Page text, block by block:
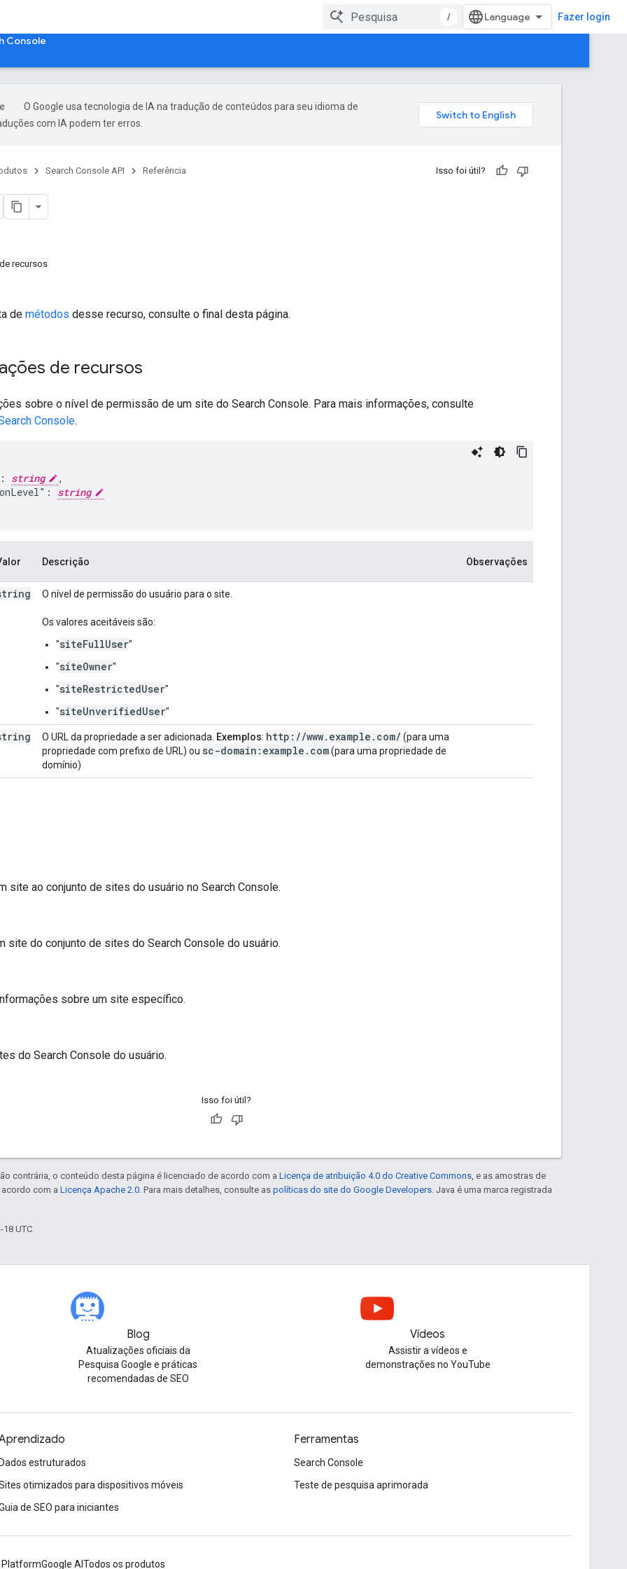
/ Fazer login
Console
O Google usa tecnologia de IA na tradução de conteúdos para seu idioma de
com IA podem ter erros.
Search Console API Referência Isso foi útil?
recursos
de métodos desse recurso, consulte o final desta página.
de recursos
sobre o nível de permissão de um site do Search Console. Para mais informações, consulte
Console.
string
,
string
Descrição Observações
O nível de permissão do usuário para o site.
Os valores aceitáveis são:
"siteFullUser"
"siteOwner"
"siteRestrictedUser"
"siteUnverifiedUser"
O URL da propriedade a ser adicionada. Exemplos: http: //www. example . com/ (para uma
propriedade com prefixo de URL) ou sc-domain:example . com(para uma propriedade de
domínio)
site ao conjunto de sites do usuário no Search Console.
site do conjunto de sites do Search Console do usuário.
informações sobre um site específico.
do Search Console do usuário.
Isso foi útil?
contrária, o conteúdo desta página é licenciado de acordo com a Licença de atribuição 4.0 do Creative Commons , e as amostras de
com a Licença Apache 2.0 . Para mais detalhes, consulte as políticas do site do Google Developers . Java é uma marca registrada
UTC.
Blog
Atualizações oficiais da
Pesquisa Google e práticas
recomendadas de SEO
Vídeos
Assistir a vídeos e
demonstrações no YouTube
Dados estruturados
otimizados para dispositivos móveis
de SEO para iniciantes
Ferramentas
Search Console
Teste de pesquisa aprimorada
PlatformGoogle AI Todos os produtos